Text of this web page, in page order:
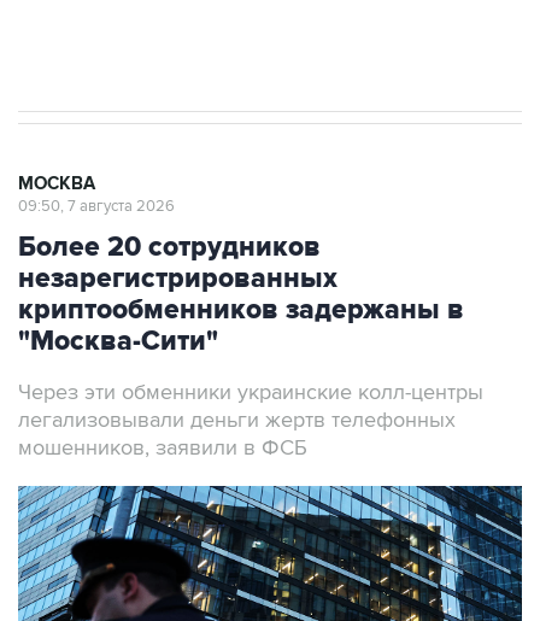
МОСКВА
09:50, 7 августа 2026
Более 20 сотрудников
незарегистрированных
криптообменников задержаны в
"Москва-Сити"
Через эти обменники украинские колл-центры
легализовывали деньги жертв телефонных
мошенников, заявили в ФСБ